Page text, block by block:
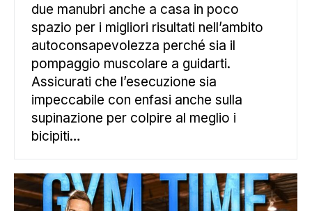
due manubri anche a casa in poco
spazio per i migliori risultati nell’ambito
autoconsapevolezza perché sia il
pompaggio muscolare a guidarti.
Assicurati che l’esecuzione sia
impeccabile con enfasi anche sulla
supinazione per colpire al meglio i
bicipiti…